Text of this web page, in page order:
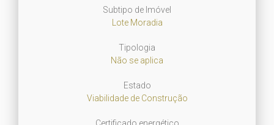
Subtipo de Imóvel
Lote Moradia
Tipologia
Não se aplica
Estado
Viabilidade de Construção